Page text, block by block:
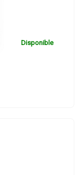
Disponible